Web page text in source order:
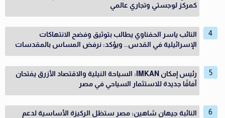
كمركز لوجستي وتجاري عالمي
النائب ياسر الحفناوي يطالب بتوثيق وفضح الانتهاكات
الإسرائيلية في القدس.. ويؤكد: نرفض المساس بالمقدسات
رئيس إمكان IMKAN: السياحة النيلية والاقتصاد الأزرق يفتحان
آفاقًا جديدة للاستثمار السياحي في مصر
النائبة جيهان شاهين: مصر ستظل الركيزة الأساسية لدعم